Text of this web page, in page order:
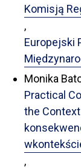
Komisją
,
Europejski
Monika
Practical
the
,